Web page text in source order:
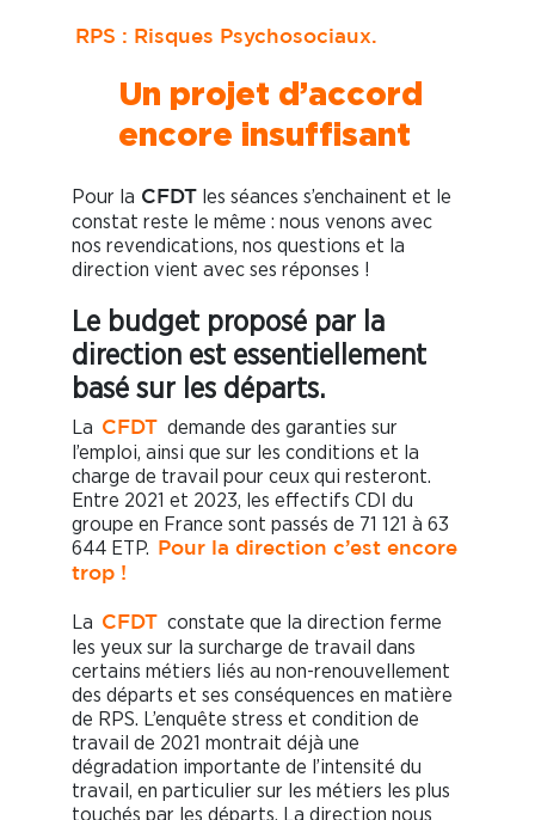
RPS : Risques Psychosociaux.
Un projet d’accord
encore insuffisant
Pour la CFDT
les séances s’enchainent et le
constat reste le même : nous venons avec
nos revendications, nos questions et la
direction vient avec ses réponses !
Le budget proposé par la
direction est essentiellement
basé sur les départs.
La CFDT
demande des garanties sur
l’emploi, ainsi que sur les conditions et la
charge de travail pour ceux qui resteront.
Entre 2021 et 2023, les effectifs CDI du
groupe en France sont passés de 71 121 à 63
644 ETP.
Pour la direction c’est encore
trop !
La CFDT
constate que la direction ferme
les yeux sur la surcharge de travail dans
certains métiers liés au non-renouvellement
des départs et ses conséquences en matière
de RPS. L’enquête stress et condition de
travail de 2021 montrait déjà une
dégradation importante de l’intensité du
travail, en particulier sur les métiers les plus
touchés par les départs. La direction nous